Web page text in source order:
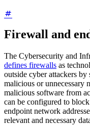
Firewall and
The Cybersecurity and
defines firewalls as
outside cyber attackers
malicious or unnecessary
malicious software from
can be configured to
endpoint network
relevant and necessary